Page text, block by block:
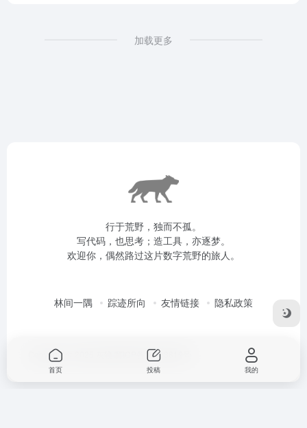
加载更多
行于荒野，独而不孤。
写代码，也思考；造工具，亦逐梦。
欢迎你，偶然路过这片数字荒野的旅人。
林间一隅 踪迹所向 友情链接 隐私政策
Copyright © 2026 冀ICP备16003819号
首页 投稿 我的